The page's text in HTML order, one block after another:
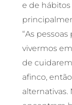
e de
“As
vivermos
de
afinco,
alternativas.